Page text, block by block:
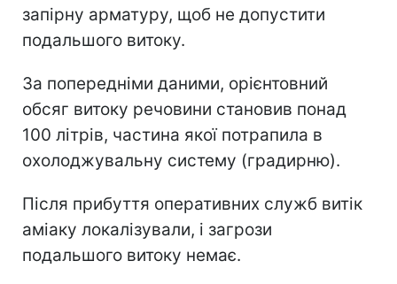
запірну арматуру, щоб не допустити
подальшого витоку.
За попередніми даними, орієнтовний
обсяг витоку речовини становив понад
100 літрів, частина якої потрапила в
охолоджувальну систему (градирню).
Після прибуття оперативних служб витік
аміаку локалізували, і загрози
подальшого витоку немає.